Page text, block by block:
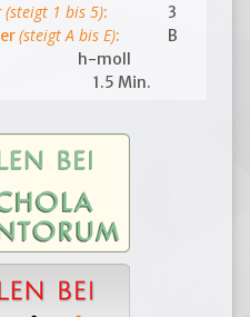
(steigt 1 bis 5):
3
(steigt A bis E):
B
h-moll
1.5 Min.